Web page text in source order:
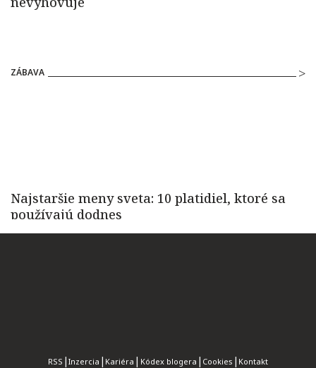
ZÁBAVA
RSS Inzercia Kariéra Kódex blogera Cookies Kontakt